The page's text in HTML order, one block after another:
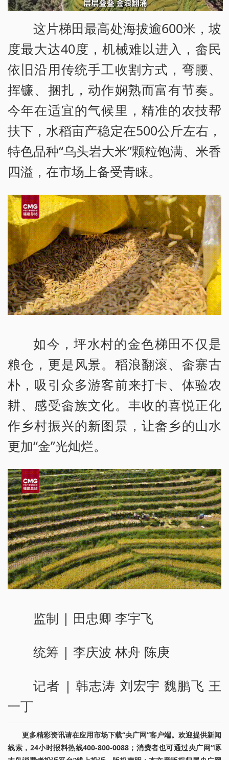
这片梯田最高处海拔逾600米，坡
度最大达40度，机械难以进入，畲民
依旧沿用传统手工收割方式，弯腰、
挥镰、捆扎，动作娴熟而富有节奏。
今年在适宜的气候里，精准的农技帮
扶下，水稻亩产稳定在500公斤左右，
特色品种“乌头岩大米”颗粒饱满、米香
四溢，在市场上备受青睐。
如今，坪水村的金色梯田不仅是
粮仓，更是风景。稻浪翻滚、畲寨古
朴，吸引众多游客前来打卡、体验农
耕、感受畲族文化。丰收的喜悦正化
作乡村振兴的新图景，让畲乡的山水
更加“金”光灿烂。
监制 | 田忠卿 李宇飞
统筹 | 李庆波 林舟 陈庚
记者 | 韩志涛 刘宏宇 魏鹏飞 王
一丁
更多精彩资讯请在应用市场下载“央广网”客户端。欢迎提供新闻
线索，24小时报料热线400-800-0088；消费者也可通过央广网“啄